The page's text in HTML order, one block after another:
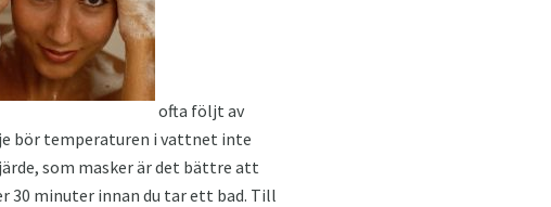
ofta följt av
bör temperaturen i vattnet inte
som masker är det bättre att
minuter innan du tar ett bad. Till